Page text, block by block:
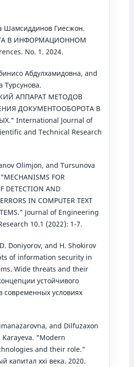
Шамсиддинов Гиесжон.
В ИНФОРМАЦИОННОМ
No. 1. 2024.
Абдулхамидовна, and
Турсунова.
АППАРАТ МЕТОДОВ
ДОКУМЕНТООБОРОТА В
International Journal of
and Technical Research
Olimjon, and Tursunova
FOR
DETECTION AND
IN COMPUTER TEXT
Journal of Engineering
10.1 (2022): 1-7.
Doniyorov, and H. Shokirov
of information security in
Wide threats and their
устойчивого
современных условиях
and Dilfuzaxon
"Modern
and their role."
капитал xxi века. 2020.